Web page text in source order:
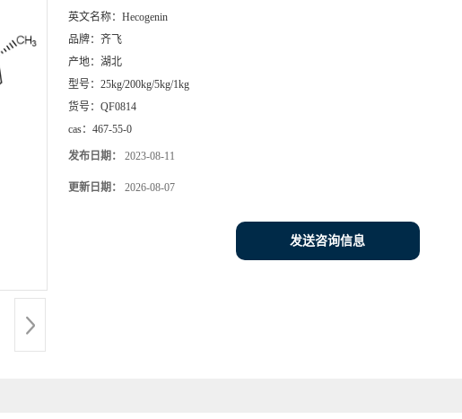
英文名称： Hecogenin
品牌： 齐飞
产地： 湖北
型号： 25kg/200kg/5kg/1kg
货号： QF0814
cas： 467-55-0
发布日期： 2023-08-11
更新日期： 2026-08-07
发送咨询信息